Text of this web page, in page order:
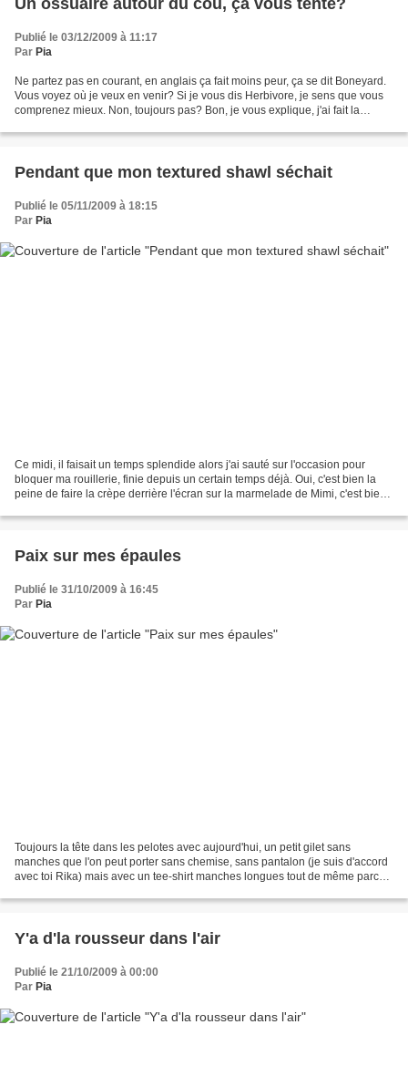
Un ossuaire autour du cou, ça vous tente?
Publié le 03/12/2009 à 11:17
Par Pia
Ne partez pas en courant, en anglais ça fait moins peur, ça se dit Boneyard.
Vous voyez où je veux en venir? Si je vous dis Herbivore, je sens que vous
comprenez mieux. Non, toujours pas? Bon, je vous explique, j'ai fait la
Pendant que mon textured shawl séchait
Publié le 05/11/2009 à 18:15
Par Pia
Ce midi, il faisait un temps splendide alors j'ai sauté sur l'occasion pour
bloquer ma rouillerie, finie depuis un certain temps déjà. Oui, c'est bien la
peine de faire la crèpe derrière l'écran sur la marmelade de Mimi, c'est bien
Paix sur mes épaules
Publié le 31/10/2009 à 16:45
Par Pia
Toujours la tête dans les pelotes avec aujourd'hui, un petit gilet sans
manches que l'on peut porter sans chemise, sans pantalon (je suis d'accord
avec toi Rika) mais avec un tee-shirt manches longues tout de même parce
Y'a d'la rousseur dans l'air
Publié le 21/10/2009 à 00:00
Par Pia